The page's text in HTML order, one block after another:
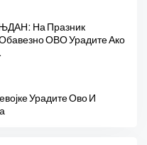
На Празник
ОВО Урадите Ако
Урадите Ово И